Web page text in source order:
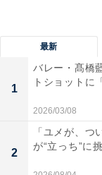
最新
1
バレー・髙橋
トショットに
2026/03/08
2
「ユメが、つ
が“立っち”に